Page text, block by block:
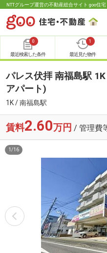
NTTグループ運営の不動産総合サイト goo住
0
最近検索した条件
1
最近見た物件
パレス伏拝 南福島駅
アパート)
1K / 南福島駅
賃料2.60万円 / 管理費
1 /16